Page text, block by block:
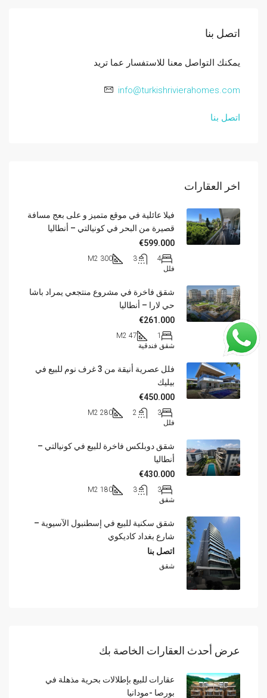
اتصل بنا
يمكنك التواصل معنا للاستفسار عما تريد
info@turkishrivierahomes.com
اتصل بنا
اخر العقارات
فيلا عائلية في موقع متميز و على بعج مسافة
قصيرة من البحر في كونيالتي – أنطاليا
€599.000
4
3
300 M2
فلل
شقق فاخرة في مشروع منتجعي يمراد باشا
حي لارا – أنطاليا
€261.000
1
47 M2
شقق فندقية
فلل عصرية أنيقة من 3 غرف نوم للبيع في
بيليك
€450.000
3
2
280 M2
فلل
شقق دوبلكس فاخرة للبيع في كونيالتي –
أنطاليا
€430.000
3
3
180 M2
شقق
شقق سكنية للبيع في إسطنبول الآسيوية –
شارع بغداد كاديكوي
اتصل بنا
شقق
عرض أحدث العقارات الخاصة بك
عقارات للبيع بإطلالات بحرية مذهلة في
بورصا -مودانيا